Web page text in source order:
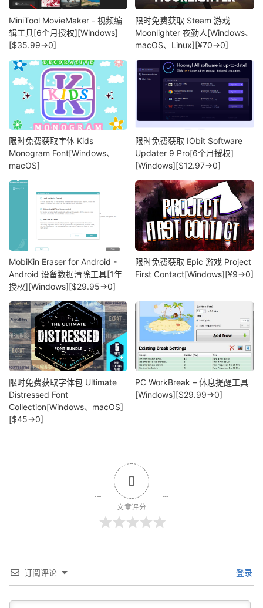
MiniTool MovieMaker - 视频编
辑工具[6个月授权][Windows]
[$35.99→0]
限时免费获取 Steam 游戏
Moonlighter 夜勤人[Windows、
macOS、Linux][¥70→0]
限时免费获取字体 Kids
Monogram Font[Windows、
macOS]
限时免费获取 IObit Software
Updater 9 Pro[6个月授权]
[Windows][$12.97→0]
MobiKin Eraser for Android -
Android 设备数据清除工具[1年
授权][Windows][$29.95→0]
限时免费获取 Epic 游戏 Project
First Contact[Windows][¥9→0]
限时免费获取字体包 Ultimate
Distressed Font
Collection[Windows、macOS]
[$45→0]
PC WorkBreak – 休息提醒工具
[Windows][$29.99→0]
0
文章评分
订阅评论 登录